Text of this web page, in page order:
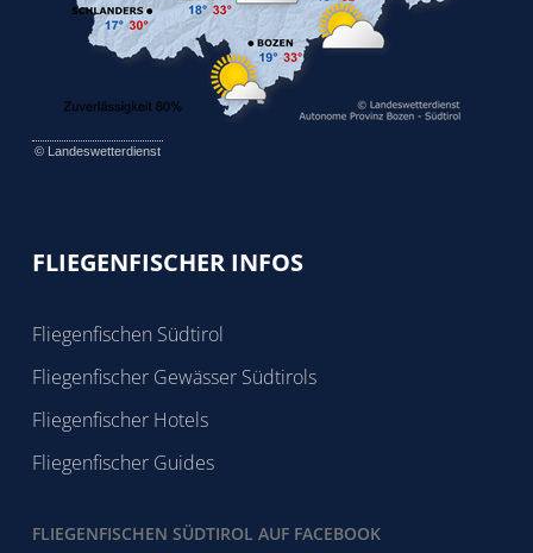
© Landeswetterdienst
FLIEGENFISCHER INFOS
Fliegenfischen Südtirol
Fliegenfischer Gewässer Südtirols
Fliegenfischer Hotels
Fliegenfischer Guides
FLIEGENFISCHEN SÜDTIROL AUF FACEBOOK